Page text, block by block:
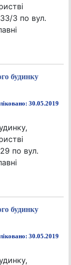
3 по вул.
будинку
30.05.2019
по вул.
будинку
30.05.2019